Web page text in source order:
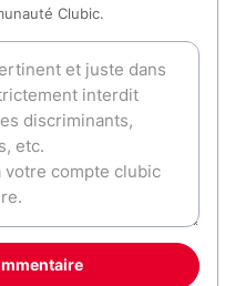
Clubic.